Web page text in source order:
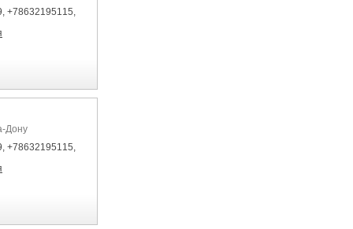
+78632195115,
Дону
+78632195115,